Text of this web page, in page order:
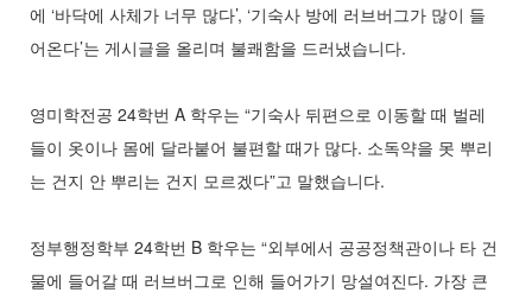
에 ‘바닥에 사체가 너무 많다’, ‘기숙사 방에 러브버그가 많이 들
어온다’는 게시글을 올리며 불쾌함을 드러냈습니다.
영미학전공 24학번 A 학우는 “기숙사 뒤편으로 이동할 때 벌레
들이 옷이나 몸에 달라붙어 불편할 때가 많다. 소독약을 못 뿌리
는 건지 안 뿌리는 건지 모르겠다”고 말했습니다.
정부행정학부 24학번 B 학우는 “외부에서 공공정책관이나 타 건
물에 들어갈 때 러브버그로 인해 들어가기 망설여진다. 가장 큰